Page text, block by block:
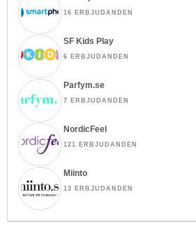
16 ERBJUDANDEN
SF Kids Play
6 ERBJUDANDEN
Parfym.se
7 ERBJUDANDEN
NordicFeel
121 ERBJUDANDEN
Miinto
13 ERBJUDANDEN